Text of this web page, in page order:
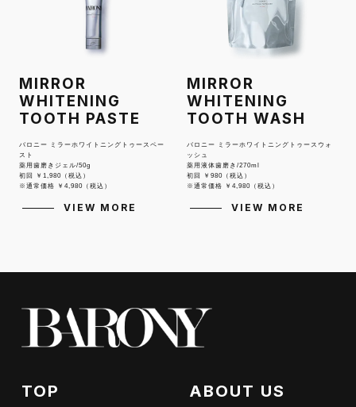
MIRROR
WHITENING
TOOTH PASTE
バロニー ミラーホワイトニングトゥースペー
スト
薬用歯磨きジェル/50g
初回 ￥1,980（税込）
※通常価格 ￥4,980（税込）
VIEW MORE
MIRROR
WHITENING
TOOTH WASH
バロニー ミラーホワイトニングトゥースウォ
ッシュ
薬用液体歯磨き/270ml
初回 ￥980（税込）
※通常価格 ￥4,980（税込）
VIEW MORE
TOP ABOUT US